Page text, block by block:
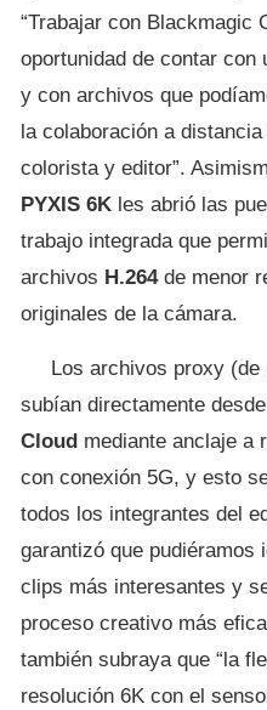
“Trabajar con Blackmagic
oportunidad de contar con
y con archivos que
la colaboración a
colorista y editor”.
PYXIS 6K les abrió las
trabajo integrada que
archivos H.264de menor
originales de la cámara.
Los archivos proxy
subían directamente
Cloud mediante anclaje a
con conexión 5G, y esto
todos los integrantes del
garantizó que pudiéramos
clips más interesantes y
proceso creativo más
también subraya que “la
resolución 6K con el